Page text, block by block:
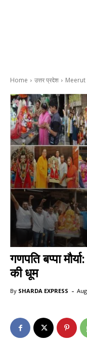
Home उत्तर प्रदेश Meerut
गणपति बप्पा
की धूम
By SHARDA EXPRESS -